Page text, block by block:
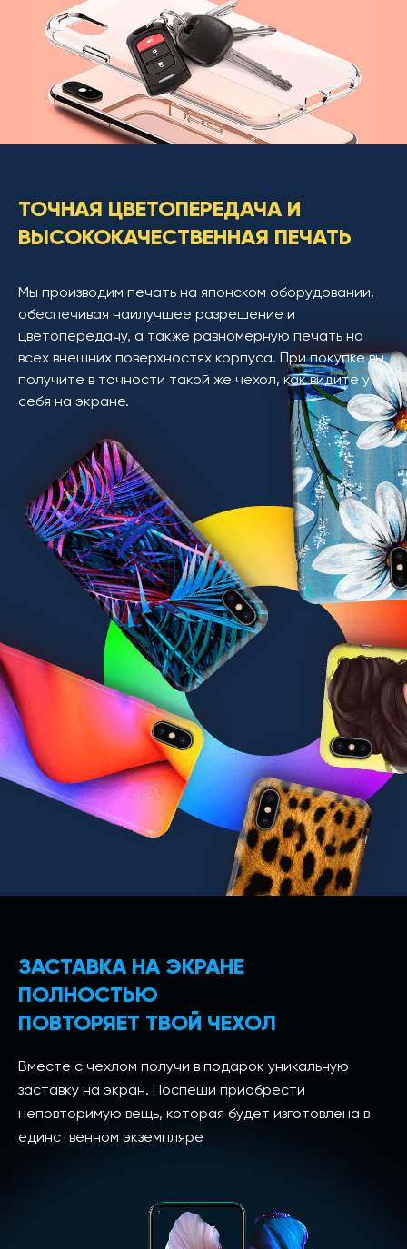
ТОЧНАЯ ЦВЕТОПЕРЕДАЧА И
ВЫСОКОКАЧЕСТВЕННАЯ ПЕЧАТЬ
Мы производим печать на японском оборудовании,
обеспечивая наилучшее разрешение и
цветопередачу, а также равномерную печать на
всех внешних поверхностях корпуса. При покупке вы
получите в точности такой же чехол, как видите у
себя на экране.
ЗАСТАВКА НА ЭКРАНЕ
ПОЛНОСТЬЮ
ПОВТОРЯЕТ ТВОЙ ЧЕХОЛ
Вместе с чехлом получи в подарок уникальную
заставку на экран. Поспеши приобрести
неповторимую вещь, которая будет изготовлена в
единственном экземпляре